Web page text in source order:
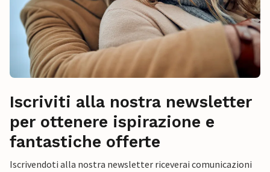
Iscriviti alla nostra newsletter
per ottenere ispirazione e
fantastiche offerte
Iscrivendoti alla nostra newsletter riceverai comunicazioni